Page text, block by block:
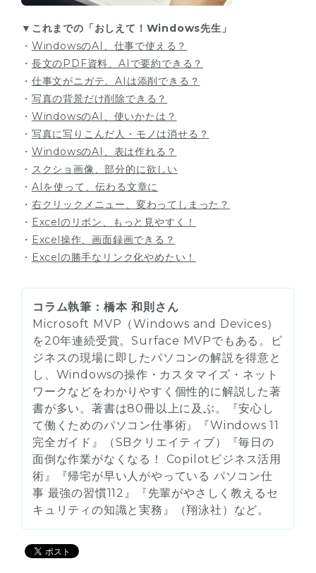
▼これまでの「おしえて！Windows先生」
・ WindowsのAI、仕事で使える？
・ 長文のPDF資料、AIで要約できる？
・ 仕事文がニガテ。AIは添削できる？
・ 写真の背景だけ削除できる？
・ WindowsのAI、使いかたは？
・ 写真に写りこんだ人・モノは消せる？
・ WindowsのAI、表は作れる？
・ スクショ画像、部分的に欲しい
・ AIを使って、伝わる文章に
・ 右クリックメニュー、変わってしまった？
・ Excelのリボン、もっと見やすく！
・ Excel操作、画面録画できる？
・ Excelの勝手なリンク化やめたい！
コラム執筆：橋本 和則さん
Microsoft MVP（Windows and Devices）
を20年連続受賞。Surface MVPでもある。ビ
ジネスの現場に即したパソコンの解説を得意と
し、Windowsの操作・カスタマイズ・ネット
ワークなどをわかりやすく個性的に解説した著
書が多い。著書は80冊以上に及ぶ。『安心し
て働くためのパソコン仕事術』『Windows 11
完全ガイド』（SBクリエイティブ）『毎日の
面倒な作業がなくなる！ Copilotビジネス活用
術』『帰宅が早い人がやっている パソコン仕
事 最強の習慣112』『先輩がやさしく教えるセ
キュリティの知識と実務』（翔泳社）など。